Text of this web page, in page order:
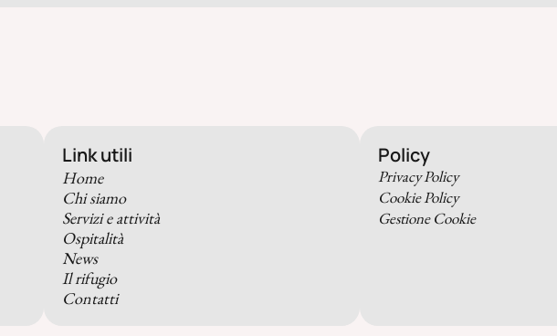
Link utili
Home
Chi siamo
Servizi e attività
Ospitalità
News
Il rifugio
Contatti
Policy
Privacy Policy
Cookie Policy
Gestione Cookie